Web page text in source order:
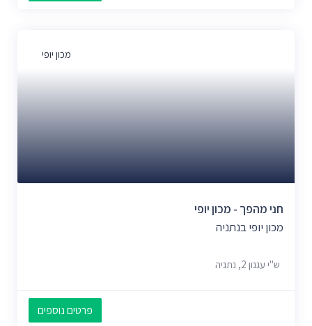
מכון יופי
חני מהפך - מכון יופי
מכון יופי בנתניה
ש"י עגנון 2, נתניה
פרטים נוספים